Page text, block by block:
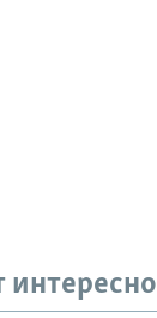
интересно